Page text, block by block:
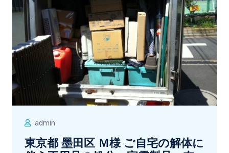
admin
東京都 墨田区 Ｍ様 ご自宅の解体に